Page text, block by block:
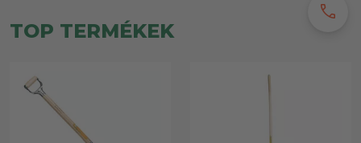
TOP TERMÉKEK
call